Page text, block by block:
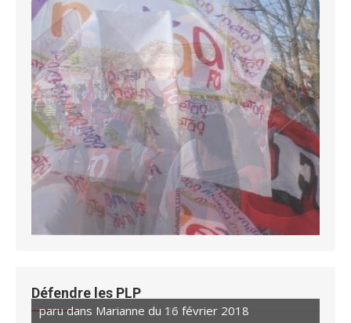
Défendre les PLP
paru dans Marianne du 16 février 2018
paru dans Marianne du 23 février 2018